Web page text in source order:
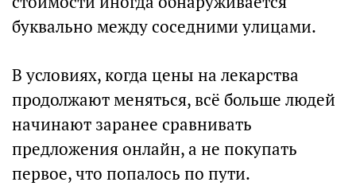
буквально между соседними улицами.
В условиях, когда цены на лекарства
продолжают меняться, всё больше людей
начинают заранее сравнивать
предложения онлайн, а не покупать
первое, что попалось по пути.